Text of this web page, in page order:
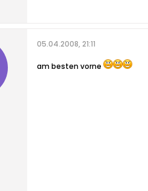
05.04.2008, 21:11
am besten vorne